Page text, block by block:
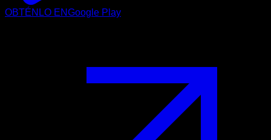
OBTÉNLO ENGoogle Play